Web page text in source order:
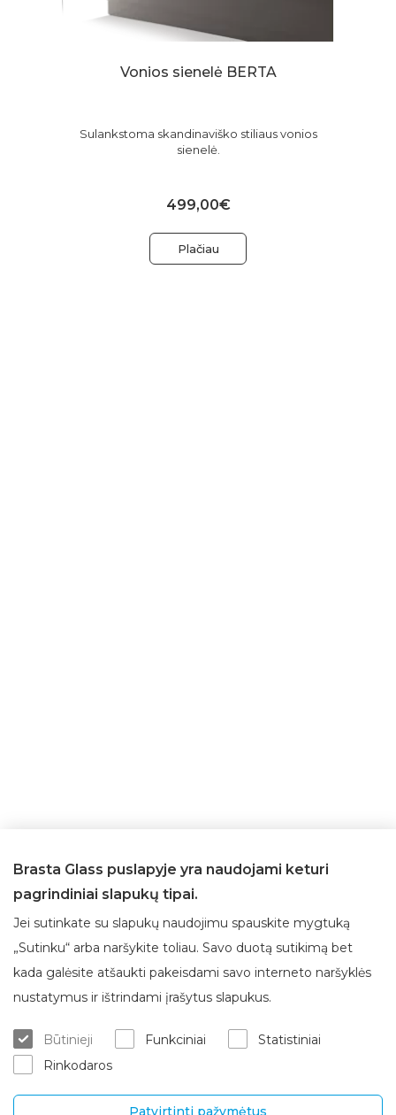
Vonios sienelė BERTA
Sulankstoma skandinaviško stiliaus vonios
sienelė.
499,00€
Plačiau
Apie Brasta Glass
Apie mus
Karjera
Kontaktai
Klientų aptarnavimas
Matavimas/konsultacija
Garantinis/ pogarantinis aptar
navimas
Brasta Glass puslapyje yra naudojami keturi
pagrindiniai slapukų tipai.
Jei sutinkate su slapukų naudojimu spauskite mygtuką
„Sutinku“ arba naršykite toliau. Savo duotą sutikimą bet
kada galėsite atšaukti pakeisdami savo interneto naršyklės
nustatymus ir ištrindami įrašytus slapukus.
Būtinieji Funkciniai
Statistiniai
Rinkodaros
Patvirtinti pažymėtus